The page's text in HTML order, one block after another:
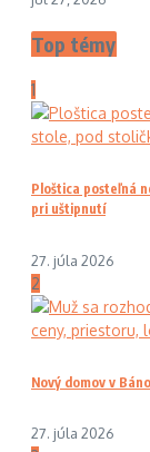
Top témy
1
Ploštica posteľná
pri uštipnutí
27. júla 2026
2
Nový domov v
27. júla 2026